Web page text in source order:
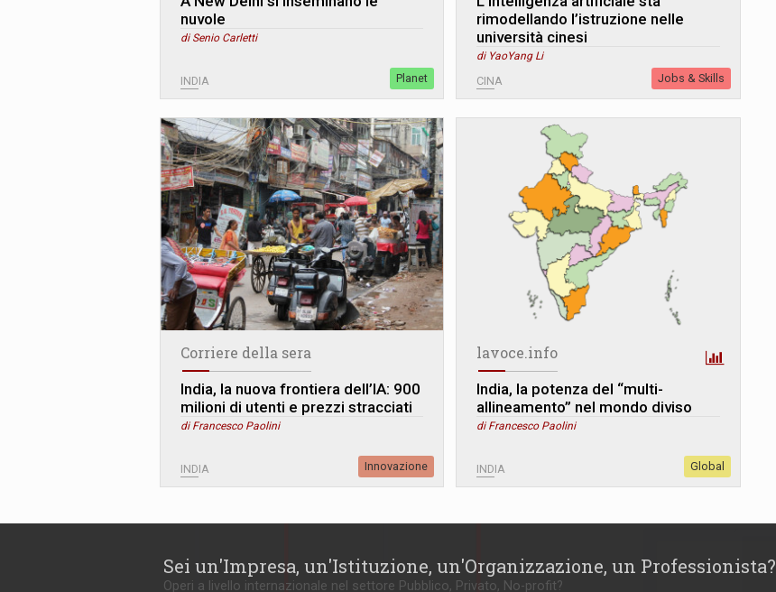
nuvole
di Senio Carletti
INDIA Planet
rimodellando l’istruzione nelle
università cinesi
di YaoYang Li
CINA Jobs & Skills
Corriere della sera
India, la nuova frontiera dell’IA: 900
milioni di utenti e prezzi stracciati
di Francesco Paolini
INDIA Innovazione
lavoce.info
India, la potenza del “multi-
allineamento” nel mondo diviso
di Francesco Paolini
INDIA Global
Sei un'Impresa, un'Istituzione, un'Organizzazione, un Professionista?
Operi a livello internazionale nel settore Pubblico, Privato, No-profit?